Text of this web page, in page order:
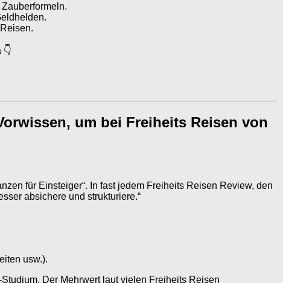
um bei Freiheits Reisen von
für Einsteiger“. In fast jedem Freiheits Reisen Review, den
absichere und strukturiere.“
usw.).
Der Mehrwert laut vielen Freiheits Reisen